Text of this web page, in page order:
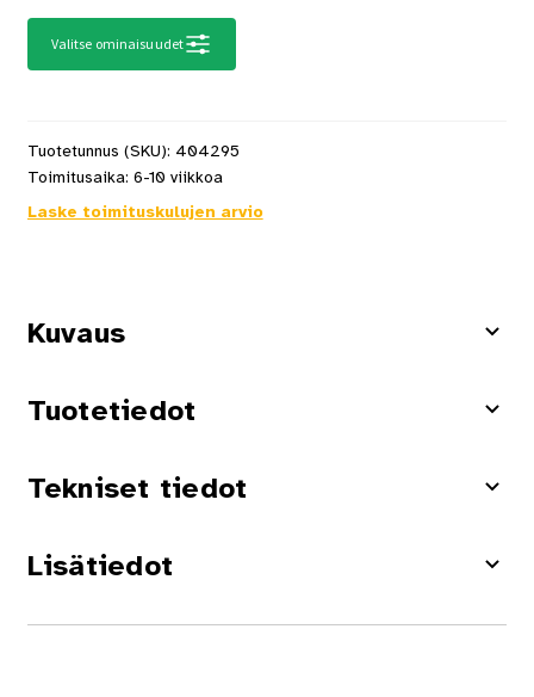
Valitse ominaisuudet
Tuotetunnus (SKU): 404295
Toimitusaika: 6-10 viikkoa
Laske toimituskulujen arvio
Kuvaus
Tuotetiedot
Tekniset tiedot
Lisätiedot